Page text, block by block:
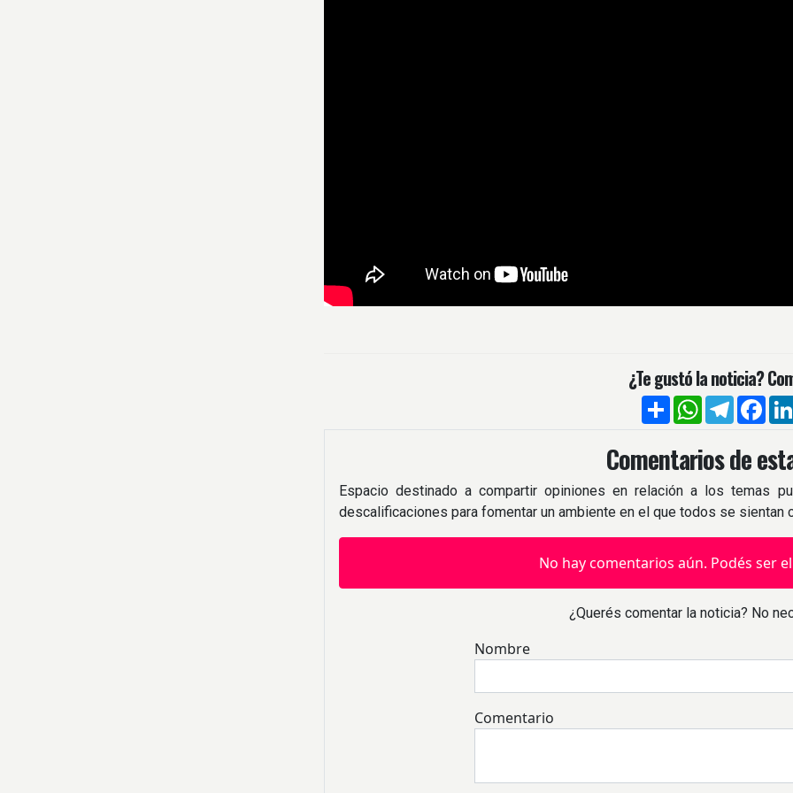
¿Te gustó la noticia?
CompartirWhatsApp
Comentarios de
Espacio destinado a compartir opiniones en relación a los temas
descalificaciones para fomentar un ambiente en el que todos se sientan
No hay comentarios aún. Podés ser
¿Querés comentar la noticia? No
Nombre
Comentario